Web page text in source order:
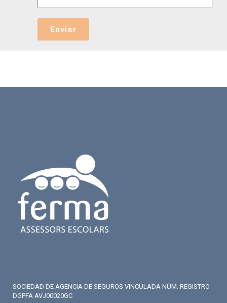
SOCIEDAD DE AGENCIA DE SEGUROS VINCULADA NÚM. REGISTRO
DGPFA AVJ00020GC